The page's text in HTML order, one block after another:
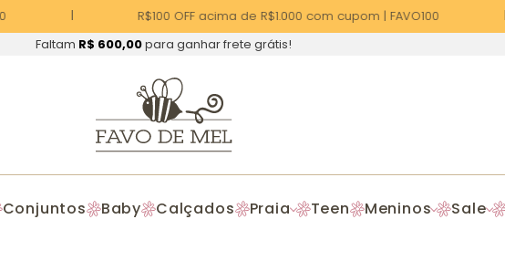
R$100 OFF acima de R$1.000 com cupom | FAVO100
Faltam R$ 600,00para ganhar frete grátis!
Conjuntos Baby Calçados Praia Teen Meninos Sale